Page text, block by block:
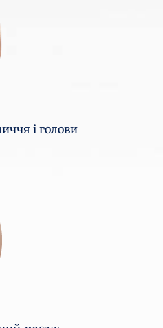
і голови